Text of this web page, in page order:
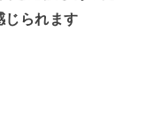
じられます